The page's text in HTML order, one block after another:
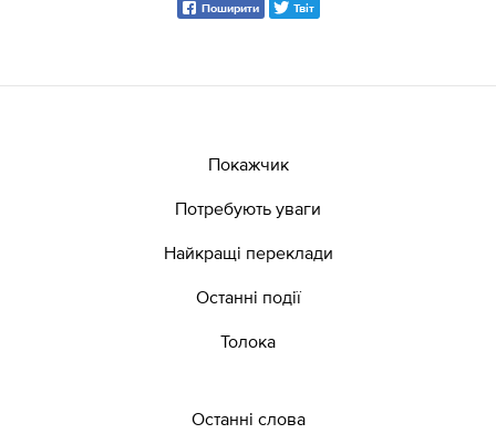
Поширити Твіт
Покажчик
Потребують уваги
Найкращі переклади
Останні події
Толока
Останні слова